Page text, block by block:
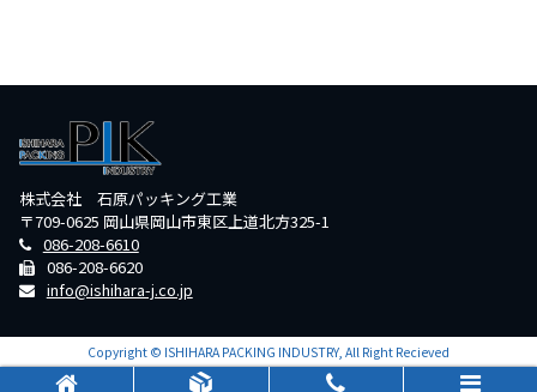
株式会社 石原パッキング工業
〒709-0625 岡山県岡山市東区上道北方325-1
086-208-6610
086-208-6620
info@ishihara-j.co.jp
Copyright © ISHIHARA PACKING INDUSTRY, All Right Recieved